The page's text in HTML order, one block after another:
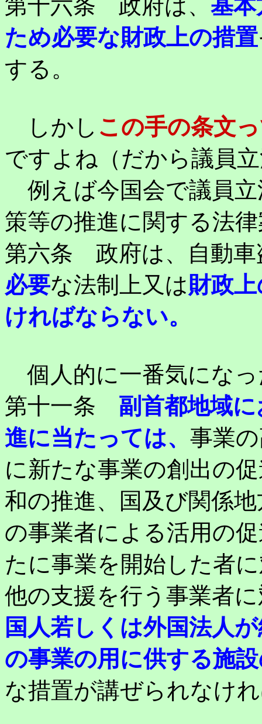
第十六条 政府は、 基
ため必要な財政上の措置
する。
しかし この手の条文
ですよね（だから議員
例えば今国会で議員
策等の推進に関する法
第六条 政府は、自動車
必要な法制上又は財政
ければならない。
個人的に一番気にな
第十一条 副首都地域
進に当たっては、 事業
に新たな事業の創出の
和の推進、国及び関係
の事業者による活用の
たに事業を開始した者
他の支援を行う事業者
国人若しくは外国法人
の事業の用に供する施
な措置が講ぜられなけ